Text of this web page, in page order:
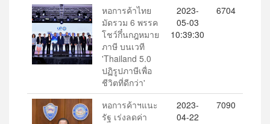
หอการค้าไทย
มัดรวม 6 พรรค
โชว์กึ๋นกฎหมาย
ภาษี บนเวที
'Thailand 5.0
ปฏิรูปภาษีเพื่อ
ชีวิตที่ดีกว่า'
2023-
05-03
10:39:30
6704
หอการค้าฯแนะ
รัฐ เร่งลดค่า
2023-
04-22
7090